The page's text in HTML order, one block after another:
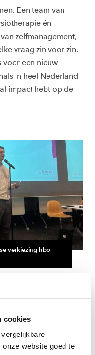
cookies
website goed te
Een team van
én
zelfmanagement,
vraag zin voor zin.
voor een nieuw
in heel Nederland.
impact hebt op de
verkiezing hbo
MET
laat dat net zo goed
mensen met Niet